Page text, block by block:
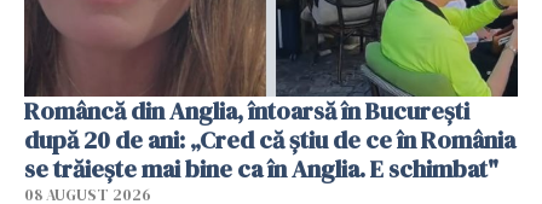
Româncă din Anglia, întoarsă în București
după 20 de ani: „Cred că știu de ce în România
se trăiește mai bine ca în Anglia. E schimbat"
08 AUGUST 2026